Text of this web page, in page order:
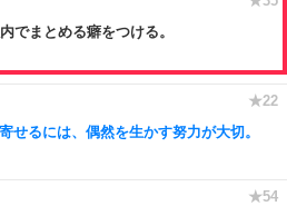
でまとめる癖をつける。
せるには、偶然を生かす努力が大切。